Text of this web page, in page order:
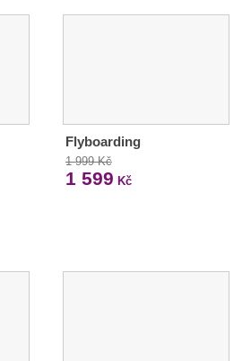
Flyboarding
1 999 Kč
1 599 Kč